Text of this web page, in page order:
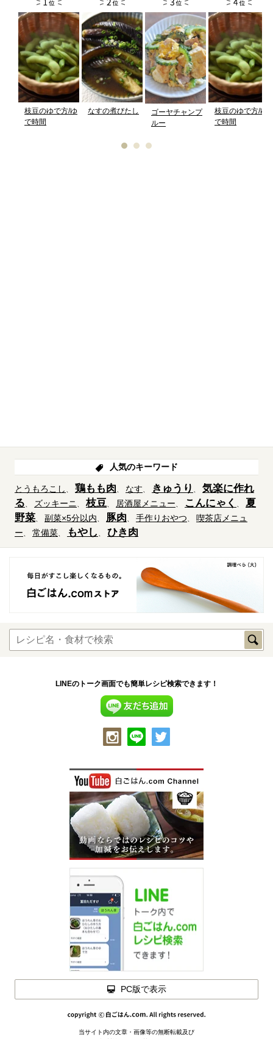
枝豆のゆで方/ゆ
で時間
なすの煮びたし
ゴーヤチャンプ
ルー
枝豆のゆで方/ゆ
で時間
人気のキーワード
とうもろこし 鶏もも肉 なす きゅうり
気楽に作れ
る
ズッキーニ 枝豆 居酒屋メニュー こんにゃく
夏
野菜
副菜×5分以内 豚肉 手作りおやつ
喫茶店メニュ
ー
常備菜 もやし ひき肉
LINEのトーク画面でも簡単レシピ検索できます！
PC版で表示
当サイト内の文章・画像等の無断転載及び